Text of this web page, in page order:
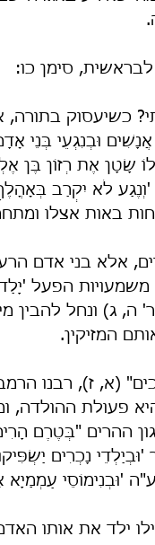
סימן כו:
כשיעסוק בתורה,
וּבְנִגְעֵי בְּנֵי
שָׂטָן אֶת רְזוֹן בֶּן
'וְנֶגַע לֹא יִקְרַב
אלא בני אדם
הפעל
ה, ג) ונחל להבין
המזיקין.
(א, ז), רבנו
פעולת ההולדה,
ההרים "בְּטֶרֶם
נָכְרִים
'וּבְנִימוֹסֵי עַמְמַיָא
ילד את אותו